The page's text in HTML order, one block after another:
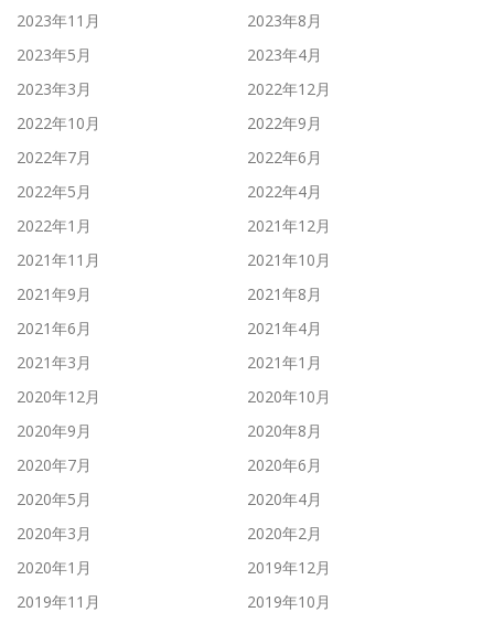
2023年11月
2023年8月
2023年5月
2023年4月
2023年3月
2022年12月
2022年10月
2022年9月
2022年7月
2022年6月
2022年5月
2022年4月
2022年1月
2021年12月
2021年11月
2021年10月
2021年9月
2021年8月
2021年6月
2021年4月
2021年3月
2021年1月
2020年12月
2020年10月
2020年9月
2020年8月
2020年7月
2020年6月
2020年5月
2020年4月
2020年3月
2020年2月
2020年1月
2019年12月
2019年11月
2019年10月